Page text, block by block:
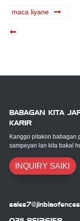
maca liyane
BABAGAN KITA
KARIR
Kanggo pitakon babagan
sampeyan lan kita bakal
INQUIRY SAIKI